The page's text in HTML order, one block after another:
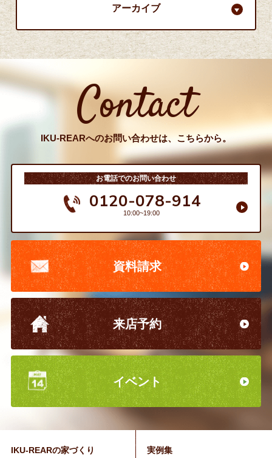
アーカイブ
Contact
IKU-REARへのお問い合わせは、こちらから。
お電話でのお問い合わせ
0120-078-914
10:00~19:00
資料請求
来店予約
イベント
IKU-REARの家づくり 実例集